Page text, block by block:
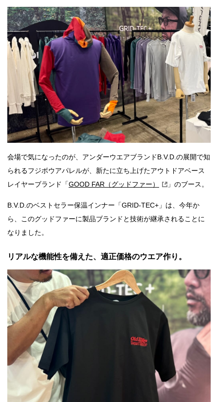
会場で気になったのが、アンダーウエアブランドB.V.D.の展開で知
られるフジボウアパレルが、新たに立ち上げたアウトドアベース
レイヤーブランド「GOOD FAR（グッドファー） 」のブース。
B.V.D.のベストセラー保温インナー「GRID-TEC+」は、今年か
ら、このグッドファーに製品ブランドと技術が継承されることに
なりました。
リアルな機能性を備えた、適正価格のウエア作り。